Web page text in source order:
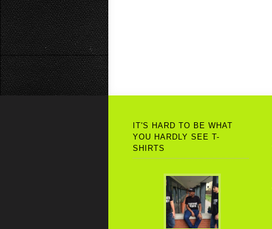
IT'S HARD TO BE WHAT
YOU HARDLY SEE T-
SHIRTS